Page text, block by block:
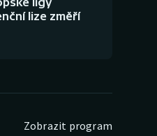
lize změří
Zobrazit program